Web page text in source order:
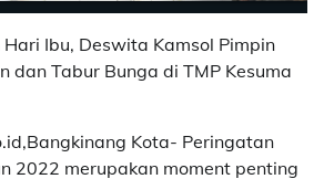
Ibu, Deswita Kamsol Pimpin
dan Tabur Bunga di TMP Kesuma
Kota- Peringatan
2022 merupakan moment penting